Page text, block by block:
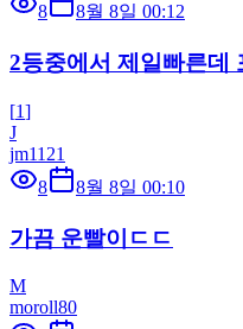
8
8월 8일 00:12
2등중에서 제일빠른데
[1]
J
jm1121
8
8월 8일 00:10
가끔 운빨이ㄷㄷ
M
moroll80